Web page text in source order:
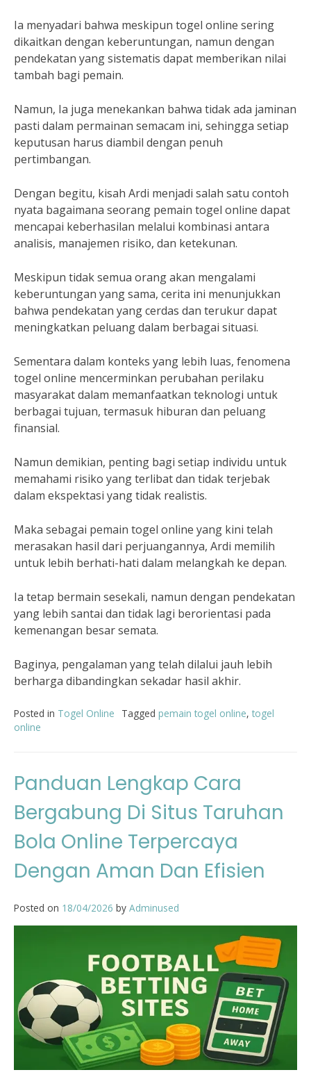
Ia menyadari bahwa meskipun togel online sering
dikaitkan dengan keberuntungan, namun dengan
pendekatan yang sistematis dapat memberikan nilai
tambah bagi pemain.
Namun, Ia juga menekankan bahwa tidak ada jaminan
pasti dalam permainan semacam ini, sehingga setiap
keputusan harus diambil dengan penuh
pertimbangan.
Dengan begitu, kisah Ardi menjadi salah satu contoh
nyata bagaimana seorang pemain togel online dapat
mencapai keberhasilan melalui kombinasi antara
analisis, manajemen risiko, dan ketekunan.
Meskipun tidak semua orang akan mengalami
keberuntungan yang sama, cerita ini menunjukkan
bahwa pendekatan yang cerdas dan terukur dapat
meningkatkan peluang dalam berbagai situasi.
Sementara dalam konteks yang lebih luas, fenomena
togel online mencerminkan perubahan perilaku
masyarakat dalam memanfaatkan teknologi untuk
berbagai tujuan, termasuk hiburan dan peluang
finansial.
Namun demikian, penting bagi setiap individu untuk
memahami risiko yang terlibat dan tidak terjebak
dalam ekspektasi yang tidak realistis.
Maka sebagai pemain togel online yang kini telah
merasakan hasil dari perjuangannya, Ardi memilih
untuk lebih berhati-hati dalam melangkah ke depan.
Ia tetap bermain sesekali, namun dengan pendekatan
yang lebih santai dan tidak lagi berorientasi pada
kemenangan besar semata.
Baginya, pengalaman yang telah dilalui jauh lebih
berharga dibandingkan sekadar hasil akhir.
Posted in Togel Online Tagged pemain togel online, togel
online
Panduan Lengkap Cara
Bergabung Di Situs Taruhan
Bola Online Terpercaya
Dengan Aman Dan Efisien
Posted on 18/04/2026 by Adminused